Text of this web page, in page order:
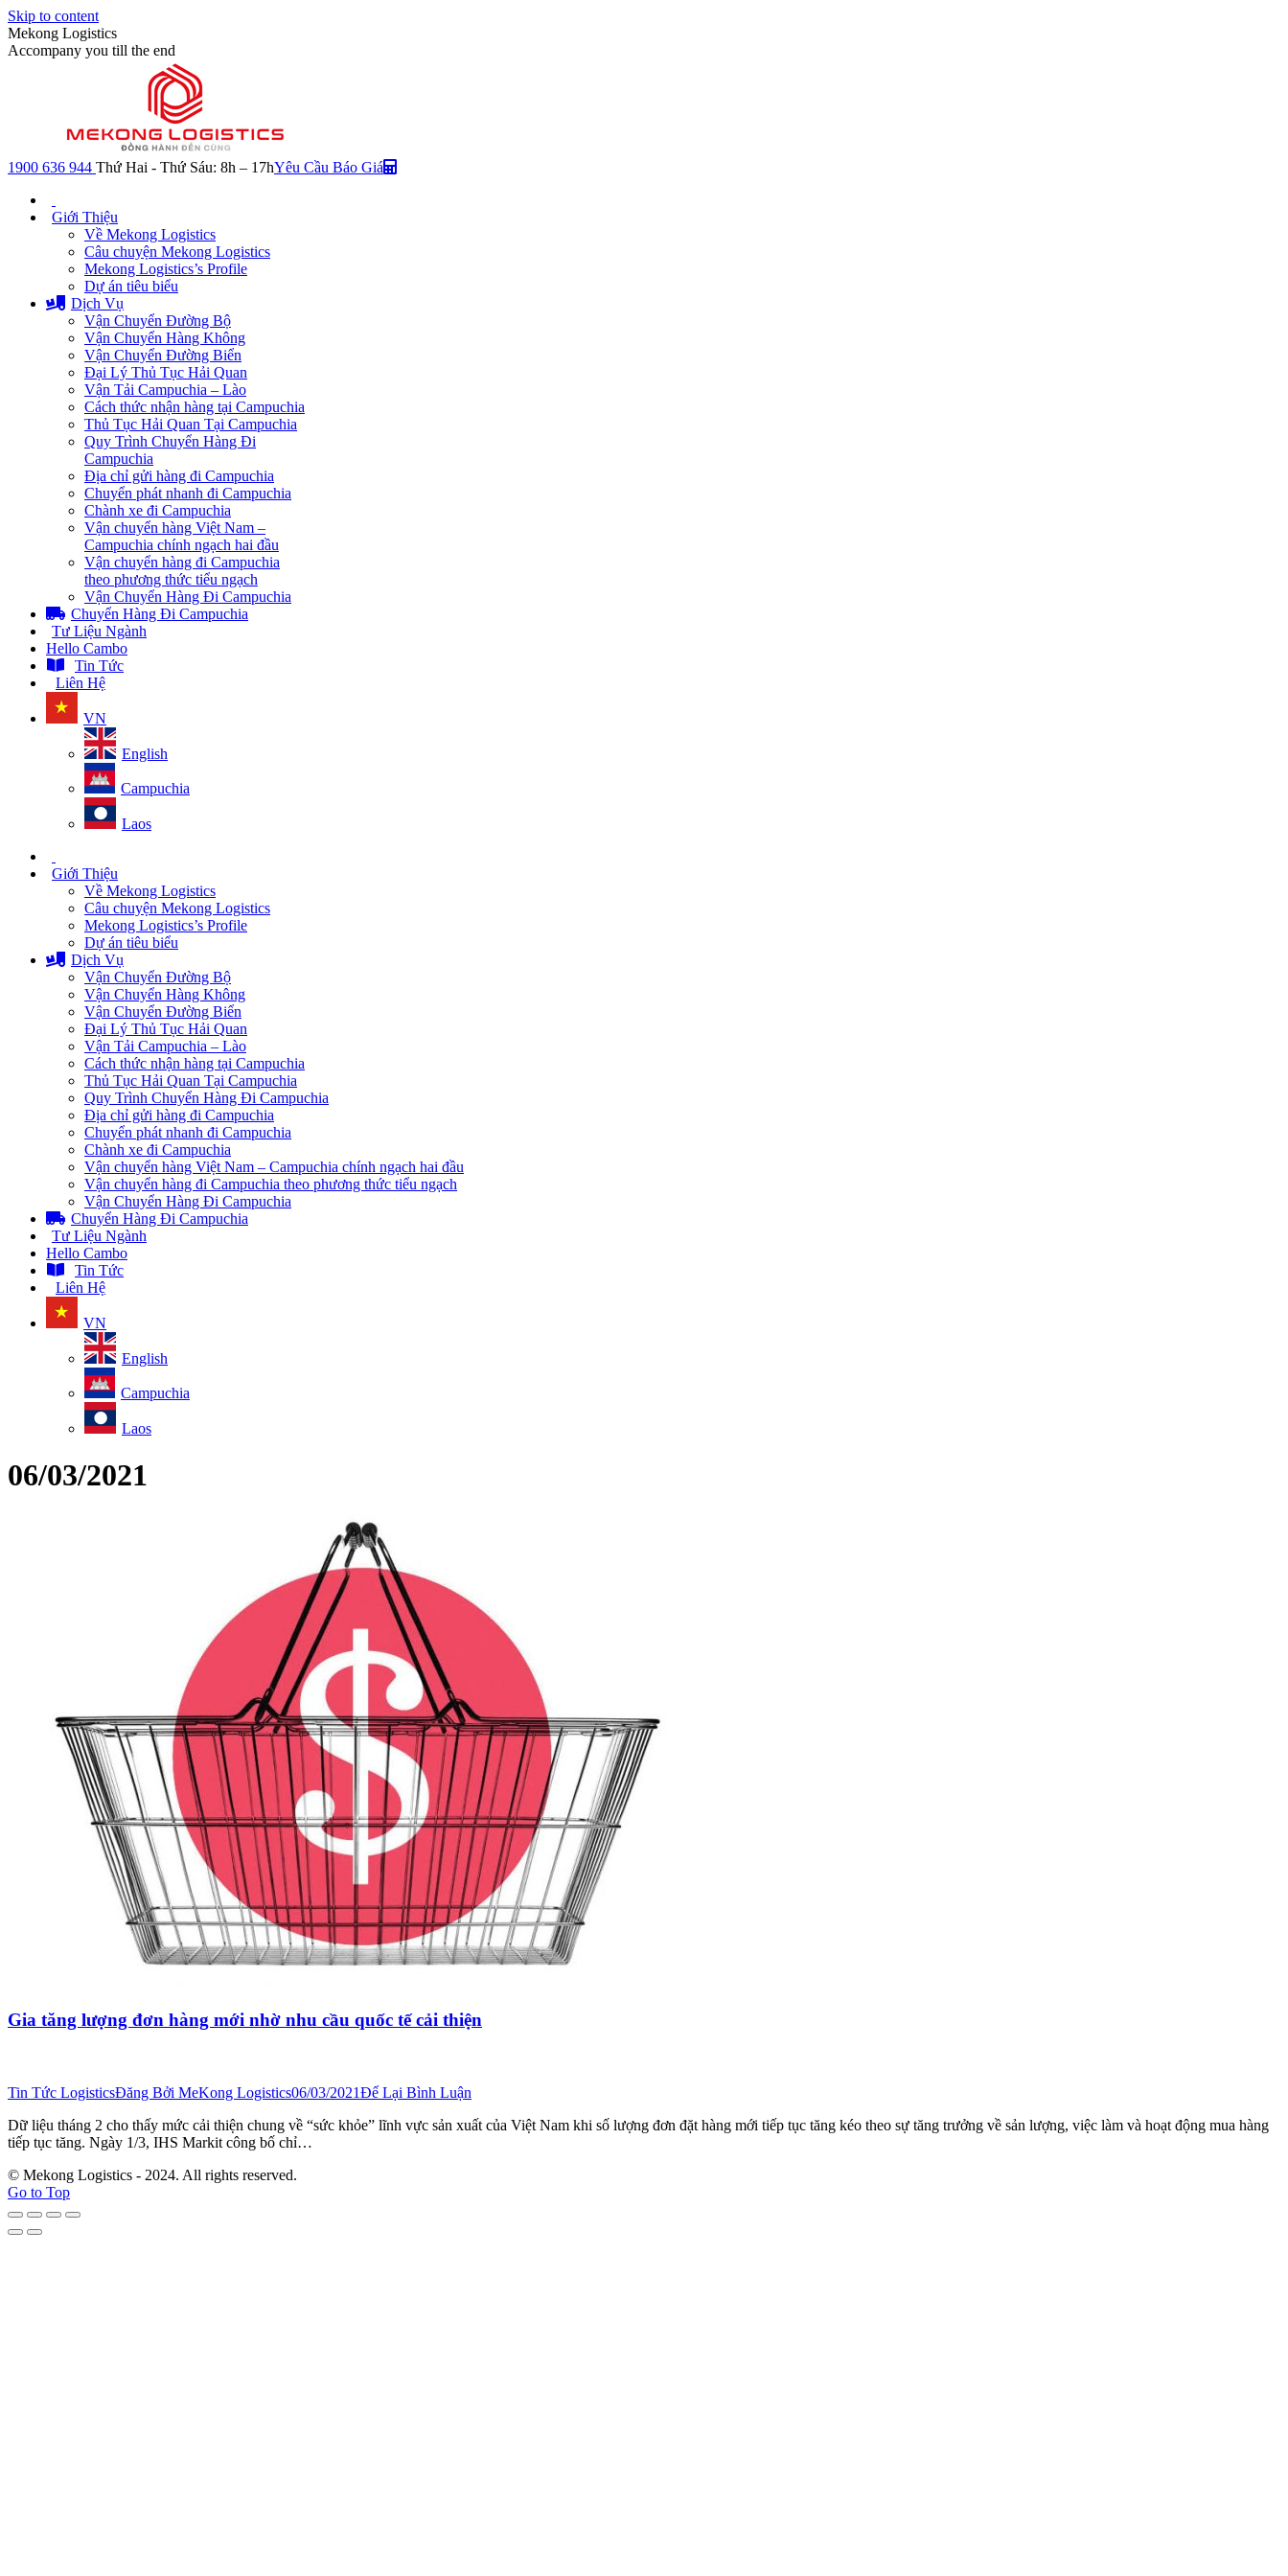
Skip to content
Mekong Logistics
Accompany you till the end
1900 636 944 Thứ Hai - Thứ Sáu: 8h – 17hYêu Cầu Báo Giá
Giới Thiệu
Về Mekong Logistics
Câu chuyện Mekong Logistics
Mekong Logistics’s Profile
Dự án tiêu biểu
Dịch Vụ
Vận Chuyển Đường Bộ
Vận Chuyển Hàng Không
Vận Chuyển Đường Biển
Đại Lý Thủ Tục Hải Quan
Vận Tải Campuchia – Lào
Cách thức nhận hàng tại Campuchia
Thủ Tục Hải Quan Tại Campuchia
Quy Trình Chuyển Hàng Đi
Campuchia
Địa chỉ gửi hàng đi Campuchia
Chuyển phát nhanh đi Campuchia
Chành xe đi Campuchia
Vận chuyển hàng Việt Nam –
Campuchia chính ngạch hai đầu
Vận chuyển hàng đi Campuchia
theo phương thức tiểu ngạch
Vận Chuyển Hàng Đi Campuchia
Chuyển Hàng Đi Campuchia
Tư Liệu Ngành
Hello Cambo
Tin Tức
Liên Hệ
VN
English
Campuchia
Laos
Giới Thiệu
Về Mekong Logistics
Câu chuyện Mekong Logistics
Mekong Logistics’s Profile
Dự án tiêu biểu
Dịch Vụ
Vận Chuyển Đường Bộ
Vận Chuyển Hàng Không
Vận Chuyển Đường Biển
Đại Lý Thủ Tục Hải Quan
Vận Tải Campuchia – Lào
Cách thức nhận hàng tại Campuchia
Thủ Tục Hải Quan Tại Campuchia
Quy Trình Chuyển Hàng Đi Campuchia
Địa chỉ gửi hàng đi Campuchia
Chuyển phát nhanh đi Campuchia
Chành xe đi Campuchia
Vận chuyển hàng Việt Nam – Campuchia chính ngạch hai đầu
Vận chuyển hàng đi Campuchia theo phương thức tiểu ngạch
Vận Chuyển Hàng Đi Campuchia
Chuyển Hàng Đi Campuchia
Tư Liệu Ngành
Hello Cambo
Tin Tức
Liên Hệ
VN
English
Campuchia
Laos
06/03/2021
Gia tăng lượng đơn hàng mới nhờ nhu cầu quốc tế cải thiện
Tin Tức LogisticsĐăng Bởi MeKong Logistics06/03/2021Để Lại Bình Luận
Dữ liệu tháng 2 cho thấy mức cải thiện chung về “sức khỏe” lĩnh vực sản xuất của Việt Nam khi số lượng đơn đặt hàng mới tiếp tục tăng kéo theo sự tăng trưởng về sản lượng, việc làm và hoạt động mua hàng
tiếp tục tăng. Ngày 1/3, IHS Markit công bố chỉ…
© Mekong Logistics - 2024. All rights reserved.
Go to Top